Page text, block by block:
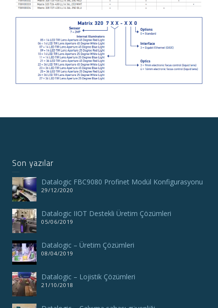
Son yazılar
Datalogic FBC9080 Profinet Modül Konfigurasyonu
29/12/2020
Datalogic IIOT Destekli Üretim Çözümleri
05/06/2019
Datalogic – Üretim Çözümleri
08/04/2019
Datalogic – Lojistik Çözümleri
21/10/2018